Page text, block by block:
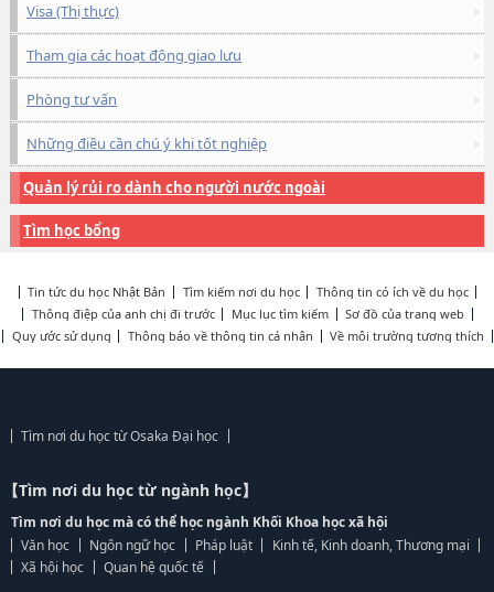
Visa (Thị thực)
Tham gia các hoạt động giao lưu
Phòng tư vấn
Những điều cần chú ý khi tốt nghiệp
Quản lý rủi ro dành cho người nước ngoài
Tìm học bổng
Tin tức du học Nhật Bản Tìm kiếm nơi du học
Thông tin có ích về du học
Thông điệp của anh chị đi trước
Mục lục tìm kiếm
Sơ đồ của trang web
Quy ước sử dụng
Thông báo về thông tin cá nhân Về môi trường tương thích
Tìm nơi du học từ Osaka Đại học
【Tìm nơi du học từ ngành học】
Tìm nơi du học mà có thể học ngành Khối Khoa học xã hội
Văn học
Ngôn ngữ học Pháp luật
Kinh tế, Kinh doanh, Thương mại
Xã hội học
Quan hệ quốc tế